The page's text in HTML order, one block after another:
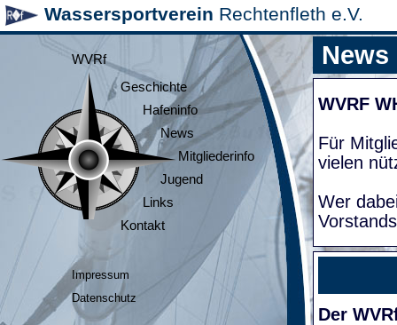
Wassersportverein Rechtenfleth e.V.
WVRf
Geschichte
Hafeninfo
News
Mitgliederinfo
Jugend
Links
Kontakt
Impressum
Datenschutz
News
WVRF
Für
vielen
Wer
Der